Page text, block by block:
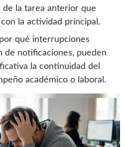
la tarea anterior que
la actividad principal.
qué interrupciones
de notificaciones, pueden
la continuidad del
académico o laboral.